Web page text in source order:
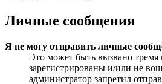
Личные сообщения
Я не могу отправить личные
Это может быть вызвано
зарегистрированы и/или не
администратор запретил